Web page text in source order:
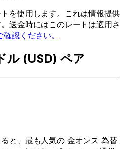
を使用します。これは情報提供
送金時にはこのレートは適用さ
認ください。
ル (USD) ペア
と、最も人気の 金オンス 為替